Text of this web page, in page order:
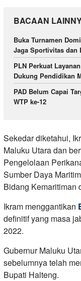
BACAAN
Buka Turnamen
Jaga Sportivitas dan
PLN Perkuat
Dukung Pendidikan
PAD Belum Capai
WTP ke-12
Sekedar diketahui,
Maluku Utara dan
Pengelolaan
Sumber Daya
Bidang Kemaritiman
Ikram menggantikan
definitif yang masa
2022.
Gubernur Maluku
sebelumnya telah
Bupati Halteng.